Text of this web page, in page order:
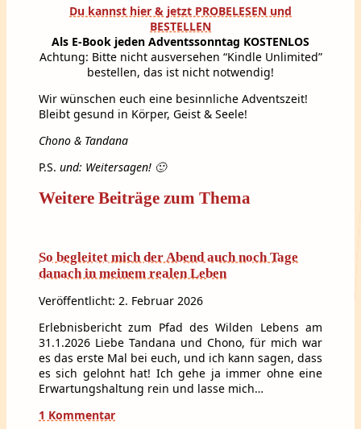
Du kannst hier & jetzt PROBELESEN und
BESTELLEN
Als E-Book jeden Adventssonntag KOSTENLOS
Achtung: Bitte nicht ausversehen “Kindle Unlimited”
bestellen, das ist nicht notwendig!
Wir wünschen euch eine besinnliche Adventszeit!
Bleibt gesund in Körper, Geist & Seele!
Chono & Tandana
P.S. und: Weitersagen! 🙂
Weitere Beiträge zum Thema
So begleitet mich der Abend auch noch Tage
danach in meinem realen Leben
Veröffentlicht: 2. Februar 2026
Erlebnisbericht zum Pfad des Wilden Lebens am
31.1.2026 Liebe Tandana und Chono, für mich war
es das erste Mal bei euch, und ich kann sagen, dass
es sich gelohnt hat! Ich gehe ja immer ohne eine
Erwartungshaltung rein und lasse mich…
1 Kommentar